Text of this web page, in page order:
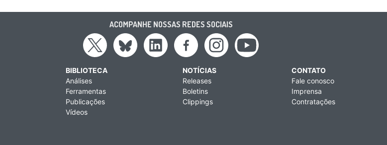
ACOMPANHE NOSSAS REDES SOCIAIS
BIBLIOTECA
Análises
Ferramentas
Publicações
Vídeos
NOTÍCIAS
Releases
Boletins
Clippings
CONTATO
Fale conosco
Imprensa
Contratações